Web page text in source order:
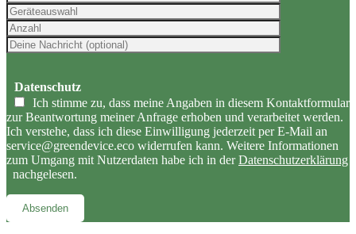
Datenschutz
Ich stimme zu, dass meine Angaben in diesem Kontaktformular
zur Beantwortung meiner Anfrage erhoben und verarbeitet werden.
Ich verstehe, dass ich diese Einwilligung jederzeit per E-Mail an
service@greendevice.eco widerrufen kann. Weitere Informationen
zum Umgang mit Nutzerdaten habe ich in derDatenschutzerklärung
nachgelesen.